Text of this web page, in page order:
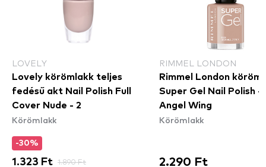
LOVELY
Lovely körömlakk teljes
fedésű akt Nail Polish Full
Cover Nude - 2
Körömlakk
-30%
1.323 Ft 1.890 Ft
RIMMEL LONDON
Rimmel London
Super Gel Nail Polish -
Angel Wing
Körömlakk
2.290 Ft